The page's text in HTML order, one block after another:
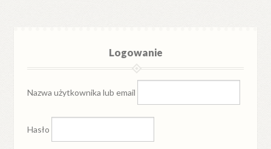
Logowanie
Nazwa użytkownika lub email
Hasło